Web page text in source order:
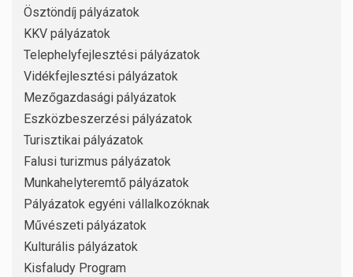
Ösztöndíj pályázatok
KKV pályázatok
Telephelyfejlesztési pályázatok
Vidékfejlesztési pályázatok
Mezőgazdasági pályázatok
Eszközbeszerzési pályázatok
Turisztikai pályázatok
Falusi turizmus pályázatok
Munkahelyteremtő pályázatok
Pályázatok egyéni vállalkozóknak
Művészeti pályázatok
Kulturális pályázatok
Kisfaludy Program